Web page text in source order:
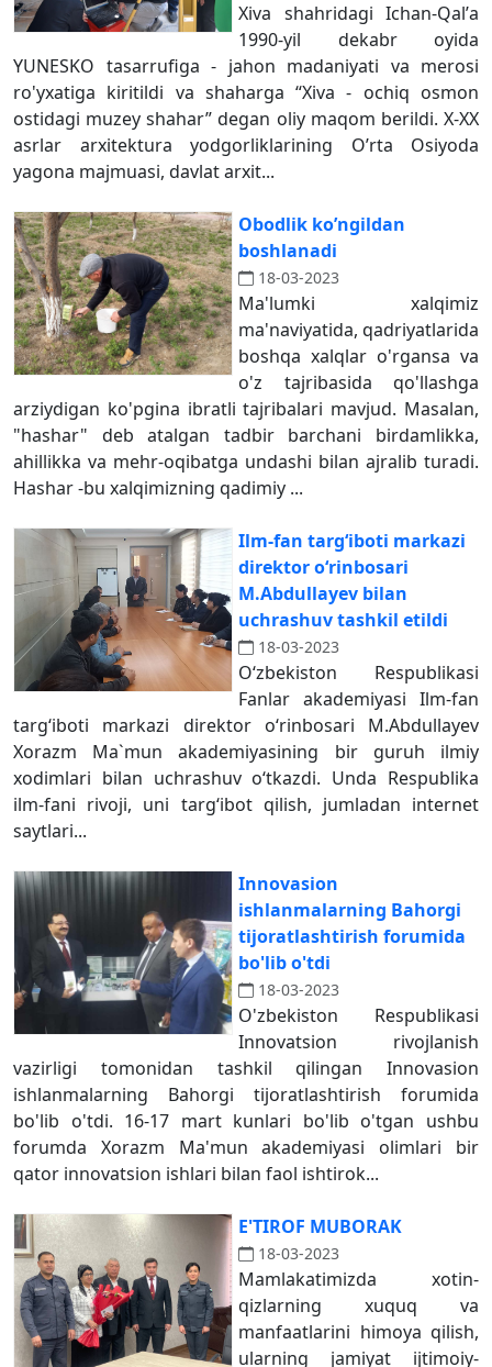
Xiva shahridagi Ichan-Qalʼa
1990-yil dekabr oyida
YUNESKO tasarrufiga - jahon madaniyati va merosi
ro'yxatiga kiritildi va shaharga “Xiva - ochiq osmon
ostidagi muzey shahar” degan oliy maqom berildi. X-XX
asrlar arxitektura yodgorliklarining Oʼrta Osiyoda
yagona majmuasi, davlat arxit...
Obodlik ko’ngildan
boshlanadi
18-03-2023
Ma'lumki xalqimiz
ma'naviyatida, qadriyatlarida
boshqa xalqlar o'rgansa va
o'z tajribasida qo'llashga
arziydigan ko'pgina ibratli tajribalari mavjud. Masalan,
"hashar" deb atalgan tadbir barchani birdamlikka,
ahillikka va mehr-oqibatga undashi bilan ajralib turadi.
Hashar -bu xalqimizning qadimiy ...
Ilm-fan targ‘iboti markazi
direktor o‘rinbosari
M.Abdullayev bilan
uchrashuv tashkil etildi
18-03-2023
O‘zbekiston Respublikasi
Fanlar akademiyasi Ilm-fan
targ‘iboti markazi direktor o‘rinbosari M.Abdullayev
Xorazm Ma`mun akademiyasining bir guruh ilmiy
xodimlari bilan uchrashuv o‘tkazdi. Unda Respublika
ilm-fani rivoji, uni targ‘ibot qilish, jumladan internet
saytlari...
Innovasion
ishlanmalarning Bahorgi
tijoratlashtirish forumida
bo'lib o'tdi
18-03-2023
O'zbekiston Respublikasi
Innovatsion rivojlanish
vazirligi tomonidan tashkil qilingan Innovasion
ishlanmalarning Bahorgi tijoratlashtirish forumida
bo'lib o'tdi. 16-17 mart kunlari bo'lib o'tgan ushbu
forumda Xorazm Ma'mun akademiyasi olimlari bir
qator innovatsion ishlari bilan faol ishtirok...
E'TIROF MUBORAK
18-03-2023
Mamlakatimizda xotin-
qizlarning xuquq va
manfaatlarini himoya qilish,
ularning jamiyat ijtimoiy-